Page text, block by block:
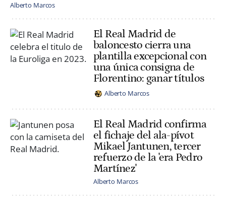
Alberto Marcos
El Real Madrid de
baloncesto cierra una
plantilla excepcional con
una única consigna de
Florentino: ganar títulos
Alberto Marcos
El Real Madrid confirma
el fichaje del ala-pívot
Mikael Jantunen, tercer
refuerzo de la 'era Pedro
Martínez'
Alberto Marcos